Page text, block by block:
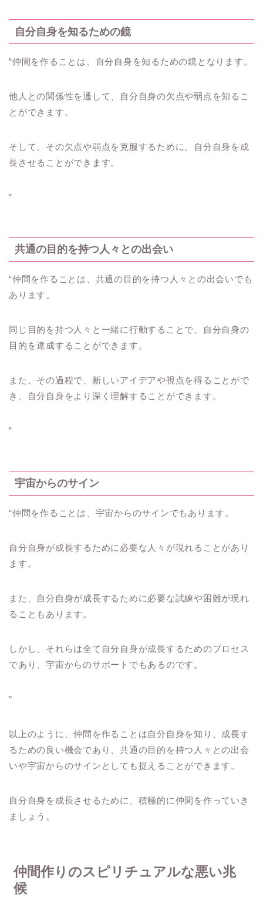
自分自身を知るための鏡
“仲間を作ることは、自分自身を知るための鏡となります。
他人との関係性を通して、自分自身の欠点や弱点を知るこ
とができます。
そして、その欠点や弱点を克服するために、自分自身を成
長させることができます。
”
共通の目的を持つ人々との出会い
“仲間を作ることは、共通の目的を持つ人々との出会いでも
あります。
同じ目的を持つ人々と一緒に行動することで、自分自身の
目的を達成することができます。
また、その過程で、新しいアイデアや視点を得ることがで
き、自分自身をより深く理解することができます。
”
宇宙からのサイン
“仲間を作ることは、宇宙からのサインでもあります。
自分自身が成長するために必要な人々が現れることがあり
ます。
また、自分自身が成長するために必要な試練や困難が現れ
ることもあります。
しかし、それらは全て自分自身が成長するためのプロセス
であり、宇宙からのサポートでもあるのです。
”
以上のように、仲間を作ることは自分自身を知り、成長す
るための良い機会であり、共通の目的を持つ人々との出会
いや宇宙からのサインとしても捉えることができます。
自分自身を成長させるために、積極的に仲間を作っていき
ましょう。
仲間作りのスピリチュアルな悪い兆
候